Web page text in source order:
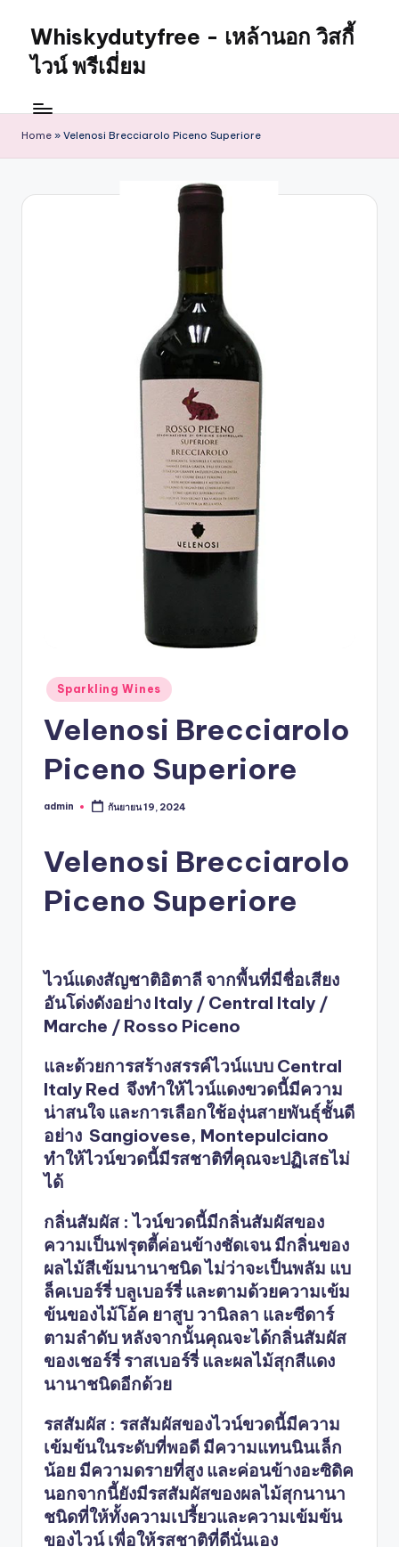
content
Whiskydutyfree - เหล้านอก วิสกี้
ไวน์ พรีเมี่ยม
สุรา
เหล้า
นอก
ไวน์
Home » Velenosi Brecciarolo Piceno Superiore
Posted
in
Sparkling Wines
Velenosi Brecciarolo
Piceno Superiore
Posted
admin กันยายน 19, 2024
Velenosi Brecciarolo
Piceno Superiore
ไวน์แดงสัญชาติอิตาลี จากพื้นที่มีชื่อเสียง
อันโด่งดังอย่าง Italy / Central Italy /
Marche / Rosso Piceno
และด้วยการสร้างสรรค์ไวน์แบบ Central
Italy Red จึงทำให้ไวน์แดงขวดนี้มีความ
น่าสนใจ และการเลือกใช้องุ่นสายพันธุ์ชั้นดี
อย่าง Sangiovese, Montepulciano
ทำให้ไวน์ขวดนี้มีรสชาติที่คุณจะปฏิเสธไม่
ได้
กลิ่นสัมผัส : ไวน์ขวดนี้มีกลิ่นสัมผัสของ
ความเป็นฟรุตตี้ค่อนข้างชัดเจน มีกลิ่นของ
ผลไม้สีเข้มนานาชนิด ไม่ว่าจะเป็นพลัม แบ
ล็คเบอร์รี่ บลูเบอร์รี่ และตามด้วยความเข้ม
ข้นของไม้โอ้ค ยาสูบ วานิลลา และซีดาร์
ตามลำดับ หลังจากนั้นคุณจะได้กลิ่นสัมผัส
ของเชอร์รี่ ราสเบอร์รี่ และผลไม้สุกสีแดง
นานาชนิดอีกด้วย
รสสัมผัส : รสสัมผัสของไวน์ขวดนี้มีความ
เข้มข้นในระดับที่พอดี มีความแทนนินเล็ก
น้อย มีความดรายที่สูง และค่อนข้างอะซิดิค
นอกจากนี้ยังมีรสสัมผัสของผลไม้สุกนานา
ชนิดที่ให้ทั้งความเปรี้ยวและความเข้มข้น
ของไวน์ เพื่อให้รสชาติที่ดีนั่นเอง